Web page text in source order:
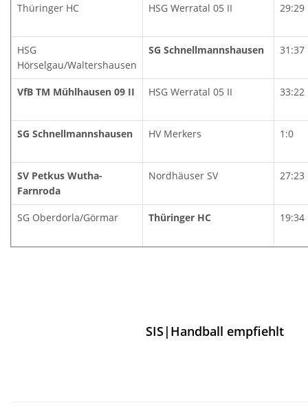
Thüringer HC HSG Werratal 05 II 29:29
HSG
Hörselgau/Waltershausen
SG Schnellmannshausen 31:37
VfB TM Mühlhausen 09 II HSG Werratal 05 II 33:22
SG Schnellmannshausen HV Merkers 1:0
SV Petkus Wutha-
Farnroda
Nordhäuser SV 27:23
SG Oberdorla/Görmar Thüringer HC 19:34
SIS|Handball empfiehlt